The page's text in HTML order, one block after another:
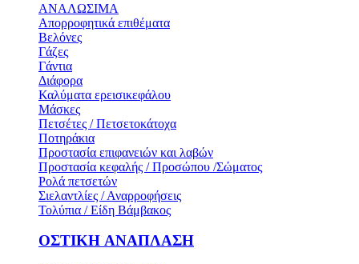
ΑΝΑΛΩΣΙΜΑ
Απορροφητικά επιθέματα
Βελόνες
Γάζες
Γάντια
Διάφορα
Καλύματα ερεισικεφάλου
Μάσκες
Πετσέτες / Πετσετοκάτοχα
Ποτηράκια
Προστασία επιφανειών και λαβών
Προστασία κεφαλής / Προσώπου /Σώματος
Ρολά πετσετών
Σιελαντλίες / Αναρροφήσεις
Τολύπια / Είδη Βάμβακος
ΟΣΤΙΚH ΑΝΑΠΛΑΣH